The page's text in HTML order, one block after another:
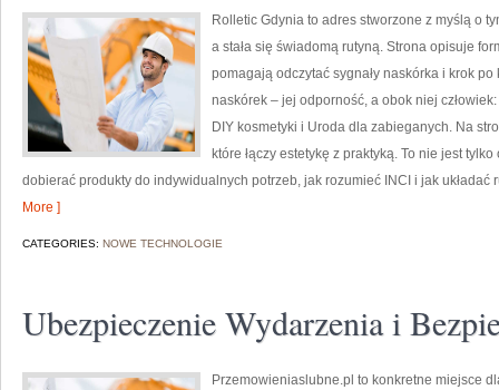
Rolletic Gdynia to adres stworzone z myślą o
a stała się świadomą rutyną. Strona opisuje
pomagają odczytać sygnały naskórka i krok
naskórek – jej odporność, a obok niej
DIY kosmetyki i Uroda dla zabieganych. Na
które łączy estetykę z praktyką. To nie jest
dobierać produkty do indywidualnych potrzeb, jak rozumieć INCI i jak układać
More ]
CATEGORIES: NOWE TECHNOLOGIE
Ubezpieczenie Wydarzenia i
Przemowieniaslubne.pl to konkretne miejsce